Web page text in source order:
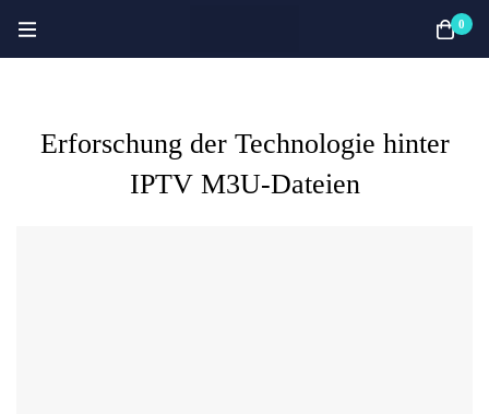
0
Erforschung der Technologie hinter
IPTV M3U-Dateien